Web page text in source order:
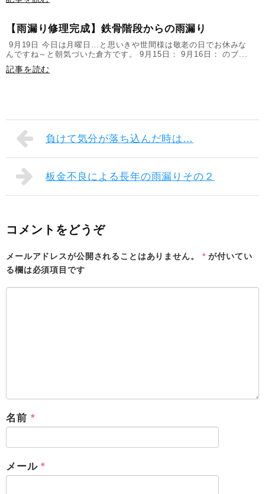
【雨漏り修理完成】鉄骨階段からの雨漏り
9月19日 今日は月曜日…と思いきや世間様は敬老の日でお休みな
んですね～と朝気づいた倉方です。 9月15日： 9月16日： のブ...
記事を読む
負けて気分が落ち込んだ時は…
板金不良による長年の雨漏りその２
コメントをどうぞ
メールアドレスが公開されることはありません。 *が付いてい
る欄は必須項目です
名前 *
メール*